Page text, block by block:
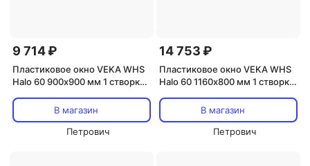
9 714 ₽
Пластиковое окно VEKA WHS
Halo 60 900х900 мм 1 створка
однокамерное
В магазин
Петрович
14 753 ₽
Пластиковое окно VEKA WHS
Halo 60 1160х800 мм 1 створка
однокамерное серое
В магазин
Петрович